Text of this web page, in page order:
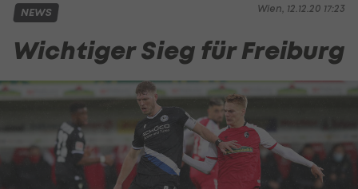
Wien, 12.12.20 17:23
NEWS
Wichtiger Sieg für Freiburg